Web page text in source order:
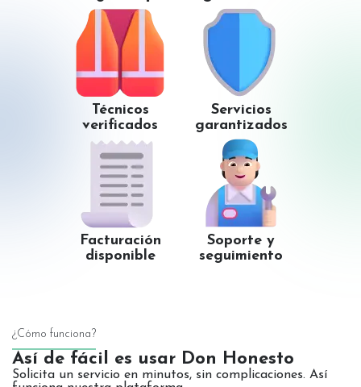
Técnicos
verificados
Servicios
garantizados
Facturación
disponible
Soporte y
seguimiento
¿Cómo funciona?
Así de fácil es usar Don Honesto
Solicita un servicio en minutos, sin complicaciones. Así